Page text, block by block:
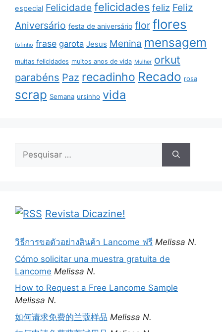
especial Felicidade felicidades feliz Feliz
Aniversário festa de aniversário flor flores
fofinho frase garota Jesus Menina mensagem
muitas felicidades muitos anos de vida Mulher orkut
parabéns Paz recadinho Recado rosa
scrap Semana ursinho vida
Pesquisar
Revista Dicazine!
วิธีการขอตัวอย่างสินค้า Lancome ฟรี Melissa N.
Cómo solicitar una muestra gratuita de
Lancome Melissa N.
How to Request a Free Lancome Sample
Melissa N.
如何请求免费的兰蔻样品 Melissa N.